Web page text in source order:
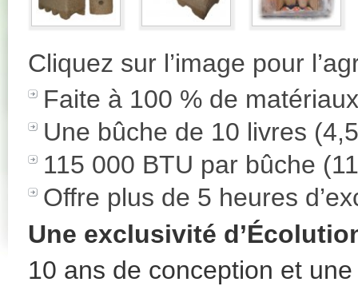
Cliquez sur l’image pour
Faite à 100 % de
Une bûche de 10 livres
115 000 BTU par bûche
Offre plus de 5 heures
Une exclusivité
10 ans de conception et